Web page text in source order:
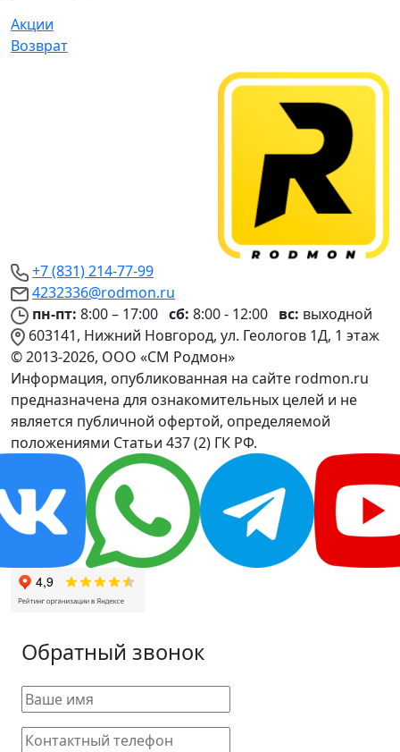
Акции
Возврат
+7 (831) 214-77-99
4232336@rodmon.ru
пн-пт: 8:00 – 17:00 сб: 8:00 - 12:00 вс: выходной
603141, Нижний Новгород, ул. Геологов 1Д, 1 этаж
© 2013-2026, ООО «СМ Родмон»
Информация, опубликованная на сайте rodmon.ru
предназначена для ознакомительных целей и не
является публичной офертой, определяемой
положениями Статьи 437 (2) ГК РФ.
Обратный звонок